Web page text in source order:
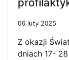
06 luty 2025
Z okazji
dniach 17-